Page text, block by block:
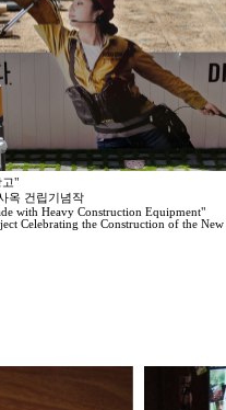
고"
옥 건립기념작
with Heavy Construction Equipment"
Celebrating the Construction of the New